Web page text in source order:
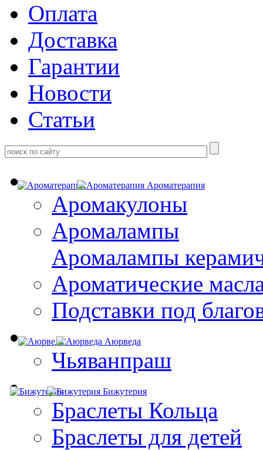
Оплата
Доставка
Гарантии
Новости
Статьи
Ароматерапия
Аромакулоны
Аромалампы
Aромалампы
Ароматические
Подставки под
Аюрведа
Чьяванпраш
Бижутерия
Браслеты Кольца
Браслеты для детей